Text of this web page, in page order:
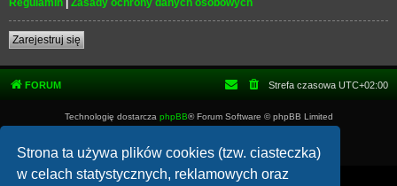
Strona ta używa plików cookies (tzw. ciasteczka)
w celach statystycznych, reklamowych oraz
Zarejestruj się
FORUM Strefa czasowa UTC+02:00
Technologię dostarcza phpBB® Forum Software © phpBB Limited
Zasady ochrony danych osobowych
|Regulamin